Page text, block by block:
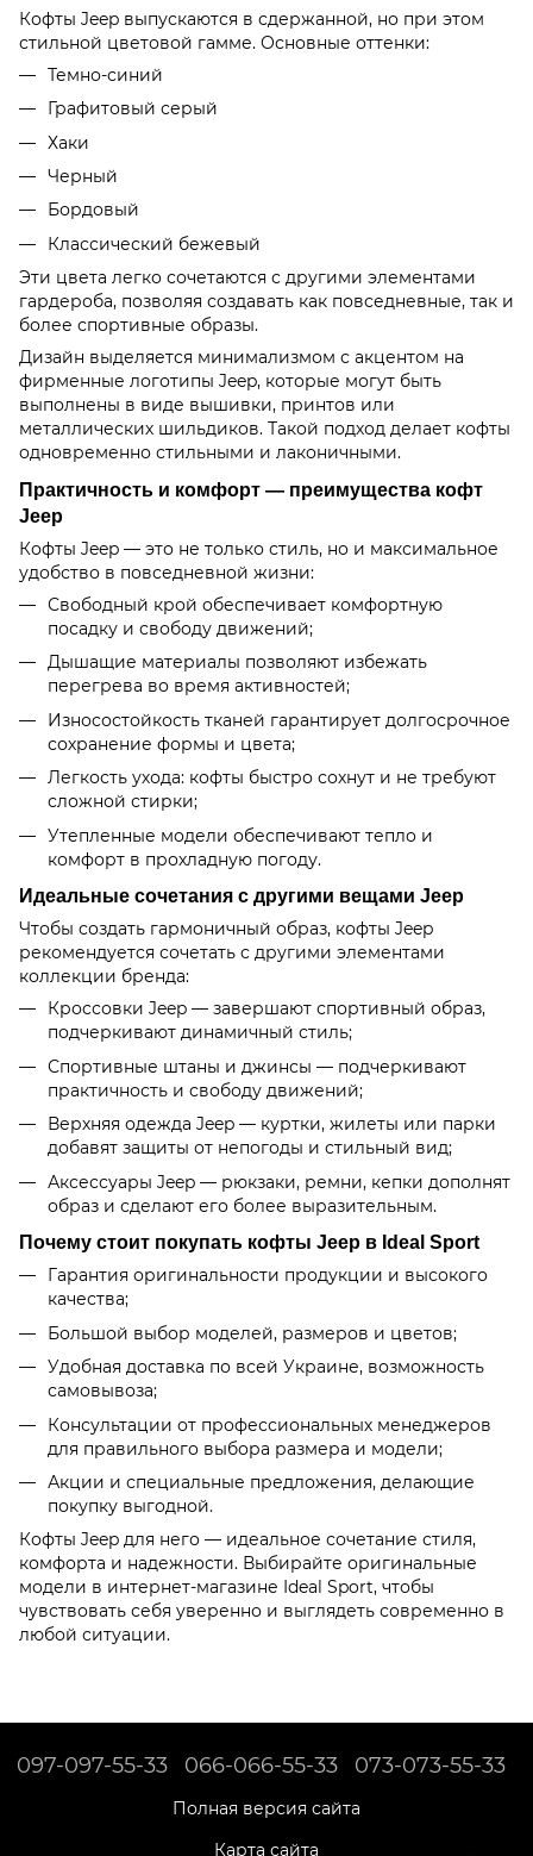
Кофты Jeep выпускаются в сдержанной, но при этом
стильной цветовой гамме. Основные оттенки:
Темно-синий
Графитовый серый
Хаки
Черный
Бордовый
Классический бежевый
Эти цвета легко сочетаются с другими элементами
гардероба, позволяя создавать как повседневные, так и
более спортивные образы.
Дизайн выделяется минимализмом с акцентом на
фирменные логотипы Jeep, которые могут быть
выполнены в виде вышивки, принтов или
металлических шильдиков. Такой подход делает кофты
одновременно стильными и лаконичными.
Практичность и комфорт — преимущества кофт
Jeep
Кофты Jeep — это не только стиль, но и максимальное
удобство в повседневной жизни:
Свободный крой обеспечивает комфортную
посадку и свободу движений;
Дышащие материалы позволяют избежать
перегрева во время активностей;
Износостойкость тканей гарантирует долгосрочное
сохранение формы и цвета;
Легкость ухода: кофты быстро сохнут и не требуют
сложной стирки;
Утепленные модели обеспечивают тепло и
комфорт в прохладную погоду.
Идеальные сочетания с другими вещами Jeep
Чтобы создать гармоничный образ, кофты Jeep
рекомендуется сочетать с другими элементами
коллекции бренда:
Кроссовки Jeep — завершают спортивный образ,
подчеркивают динамичный стиль;
Спортивные штаны и джинсы — подчеркивают
практичность и свободу движений;
Верхняя одежда Jeep — куртки, жилеты или парки
добавят защиты от непогоды и стильный вид;
Аксессуары Jeep — рюкзаки, ремни, кепки дополнят
образ и сделают его более выразительным.
Почему стоит покупать кофты Jeep в Ideal Sport
Гарантия оригинальности продукции и высокого
качества;
Большой выбор моделей, размеров и цветов;
Удобная доставка по всей Украине, возможность
самовывоза;
Консультации от профессиональных менеджеров
для правильного выбора размера и модели;
Акции и специальные предложения, делающие
покупку выгодной.
Кофты Jeep для него — идеальное сочетание стиля,
комфорта и надежности. Выбирайте оригинальные
модели в интернет-магазине Ideal Sport, чтобы
чувствовать себя уверенно и выглядеть современно в
любой ситуации.
097-097-55-33 066-066-55-33 073-073-55-33
Полная версия сайта
Карта сайта